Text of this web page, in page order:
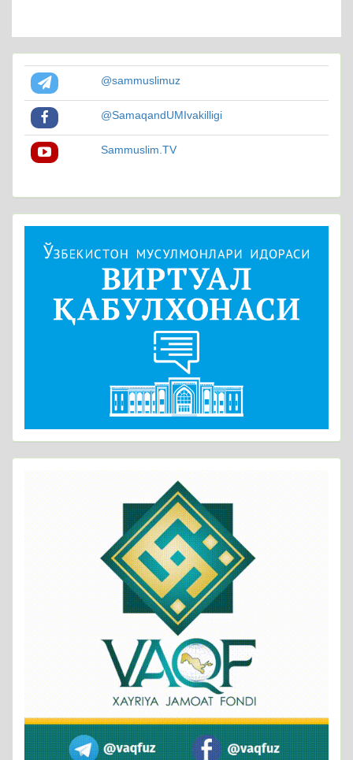
@sammuslimuz
@SamaqandUMIvakilligi
Sammuslim.TV